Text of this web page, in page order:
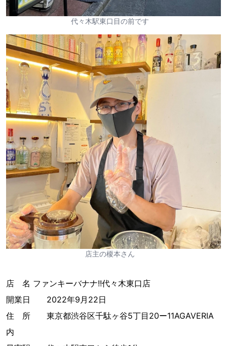
代々木駅東口目の前です
店主の榎本さん
店 名 ファンキーバナナ!!代々木東口店
開業日 2022年9月22日
住 所 東京都渋谷区千駄ヶ谷5丁目20ー11AGAVERIA
内